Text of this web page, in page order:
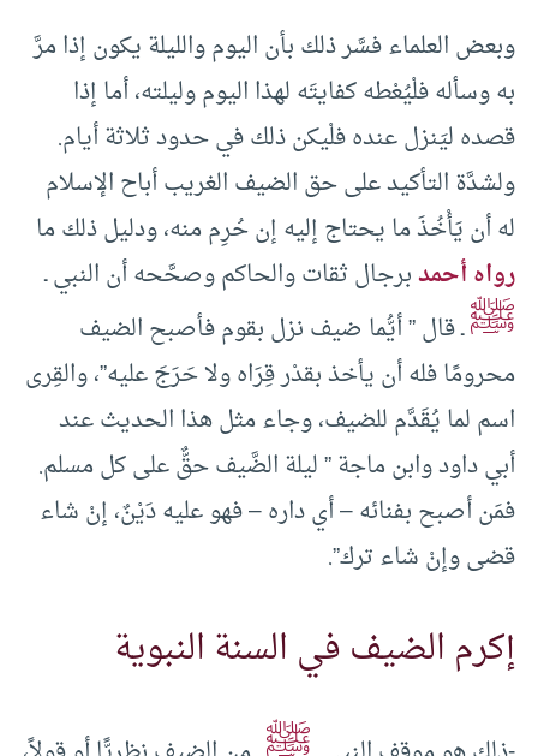
وبعض العلماء فسَّر ذلك بأن اليوم والليلة يكون إذا مرَّ
به وسأله فلْيُعْطه كفايتَه لهذا اليوم وليلته، أما إذا
قصده ليَنزل عنده فلْيكن ذلك في حدود ثلاثة أيام.
ولشدَّة التأكيد على حق الضيف الغريب أباح الإسلام
له أن يَأْخُذَ ما يحتاج إليه إن حُرِم منه، ودليل ذلك ما
رواه أحمدبرجال ثقات والحاكم وصحَّحه أن النبي ـ
ﷺـ قال ” أيُّما ضيف نزل بقوم فأصبح الضيف
محرومًا فله أن يأخذ بقدْر قِرَاه ولا حَرَجَ عليه”، والقِرى
اسم لما يُقَدَّم للضيف، وجاء مثل هذا الحديث عند
أبي داود وابن ماجة ” ليلة الضَّيف حقٌّ على كل مسلم.
فمَن أصبح بفنائه – أي داره – فهو عليه دَيْنٌ، إنْ شاء
قضى وإنْ شاء ترك”.
إكرم الضيف في السنة النبوية
ﷺ